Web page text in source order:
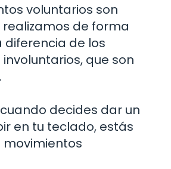
voluntarios son
de forma
diferencia de los
que son
decides dar un
en tu teclado, estás
movimientos